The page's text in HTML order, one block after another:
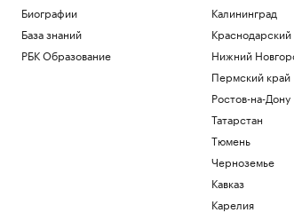
Биографии
База знаний
РБК Образование
Калининград
Краснодарский
Нижний
Пермский край
Ростов-на-Дону
Татарстан
Тюмень
Черноземье
Кавказ
Карелия